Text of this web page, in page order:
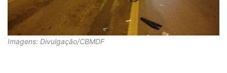
Imagens: Divulgação/CBMDF